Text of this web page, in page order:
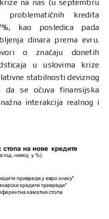
na nas (u septembru
problematičnih kredita
kao posledica pada
dinara prema evru.
o značaju donetih
u uslovima krize
stabilnosti deviznog
se očuva finansijska
interakcija realnog i